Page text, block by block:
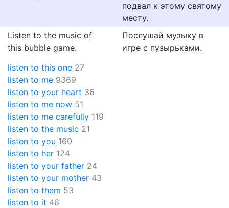
подвал к этому святому
месту.
Listen to the music of
this bubble game.
Послушай музыку в
игре с пузырьками.
listen to this one 27
listen to me 9369
listen to your heart 36
listen to me now 51
listen to me carefully 119
listen to the music 21
listen to you 160
listen to her 124
listen to your father 24
listen to your mother 43
listen to them 53
listen to it 46